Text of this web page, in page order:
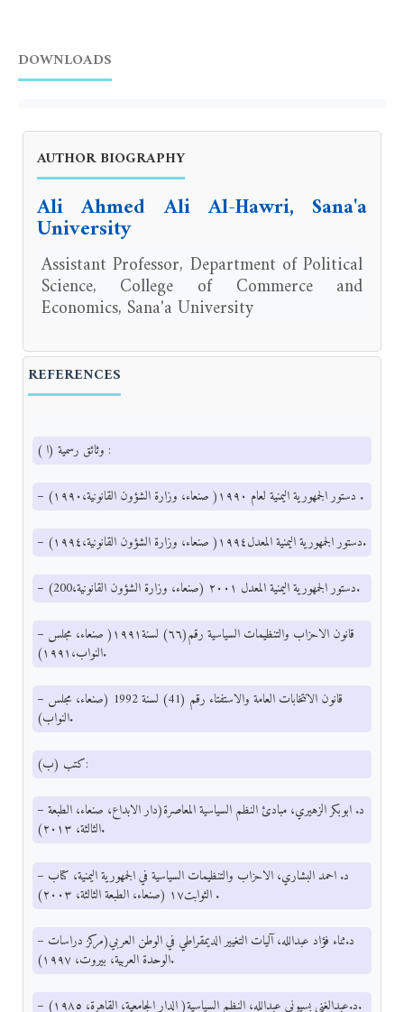
DOWNLOADS
AUTHOR BIOGRAPHY
Ali Ahmed Ali Al-Hawri, Sana'a
University
Assistant Professor, Department of Political
Science, College of Commerce and
Economics, Sana'a University
REFERENCES
( ا) وثائق رسمية :
– دستور الجمهورية اليمنية لعام ١٩٩٠( صنعاء، وزارة الشؤون القانونية،١٩٩٠) .
– دستور الجمهورية اليمنية المعدل١٩٩٤( صنعاء، وزارة الشؤون القانونية،١٩٩٤).
– دستور الجمهورية اليمنية المعدل ٢٠٠١ (صنعاء، وزارة الشؤون القانونية،200).
– قانون الاحزاب والتنظيمات السياسية رقم(٦٦) لسنة١٩٩١( صنعاء، مجلس
النواب،١٩٩١).
– قانون الانتخابات العامة والاستفتاء رقم (41) لسنة 1992 (صنعاء، مجلس
النواب).
(ب) كتب:
– د. ابوبكر الزهيري، مبادئ النظم السياسية المعاصرة(دار الابداع، صنعاء، الطبعة
الثالثة، ٢٠١٣).
– د. احمد البشاري، الاحزاب والتنظيمات السياسية في الجمهورية اليمنية، كتاب
الثوابت١٧ (صنعاء، الطبعة الثالثة، ٢٠٠٣) .
– د.ثناء فؤاد عبدالله، آليات التغيير الديمقراطي في الوطن العربي(مركز دراسات
الوحدة العربية، بيروت، ١٩٩٧).
– د.عبدالغني بسيوني عبدالله، النظم السياسية( الدار الجامعية، القاهرة، ١٩٨٥).